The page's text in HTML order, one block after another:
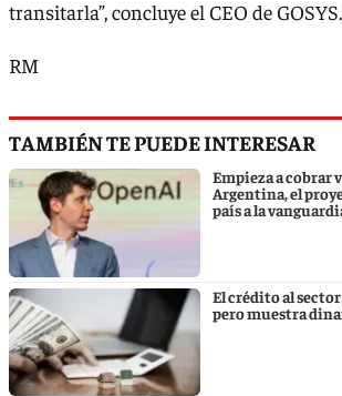
transitarla”, concluye el CEO de GOSYS.
RM
TAMBIÉN TE PUEDE INTERESAR
Empieza a cobrar
Argentina, el
país a la
El crédito al
pero muestra